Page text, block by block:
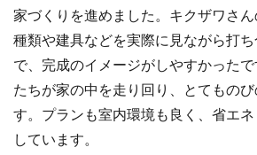
家づくりを進めました。キクザワさ
種類や建具などを実際に見ながら打
で、完成のイメージがしやすかった
たちが家の中を走り回り、とてもの
す。プランも室内環境も良く、省エ
しています。